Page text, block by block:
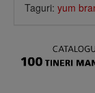
Taguri: yum